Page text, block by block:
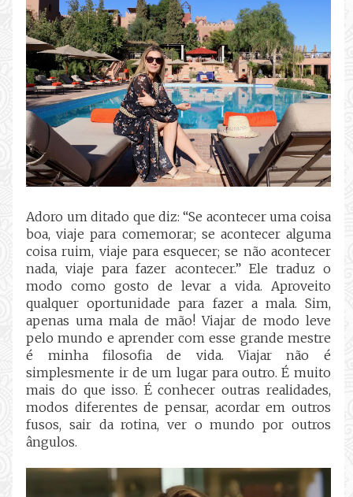
Adoro um ditado que diz: “Se acontecer uma coisa
boa, viaje para comemorar; se acontecer alguma
coisa ruim, viaje para esquecer; se não acontecer
nada, viaje para fazer acontecer.” Ele traduz o
modo como gosto de levar a vida. Aproveito
qualquer oportunidade para fazer a mala. Sim,
apenas uma mala de mão! Viajar de modo leve
pelo mundo e aprender com esse grande mestre
é minha filosofia de vida. Viajar não é
simplesmente ir de um lugar para outro. É muito
mais do que isso. É conhecer outras realidades,
modos diferentes de pensar, acordar em outros
fusos, sair da rotina, ver o mundo por outros
ângulos.